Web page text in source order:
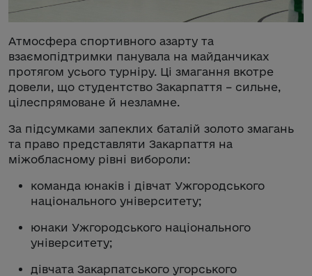
Атмосфера спортивного азарту та
взаємопідтримки панувала на майданчиках
протягом усього турніру. Ці змагання вкотре
довели, що студентство Закарпаття – сильне,
цілеспрямоване й незламне.
За підсумками запеклих баталій золото змагань
та право представляти Закарпаття на
міжобласному рівні вибороли:
команда юнаків і дівчат Ужгородського
національного університету;
юнаки Ужгородського національного
університету;
дівчата Закарпатського угорського